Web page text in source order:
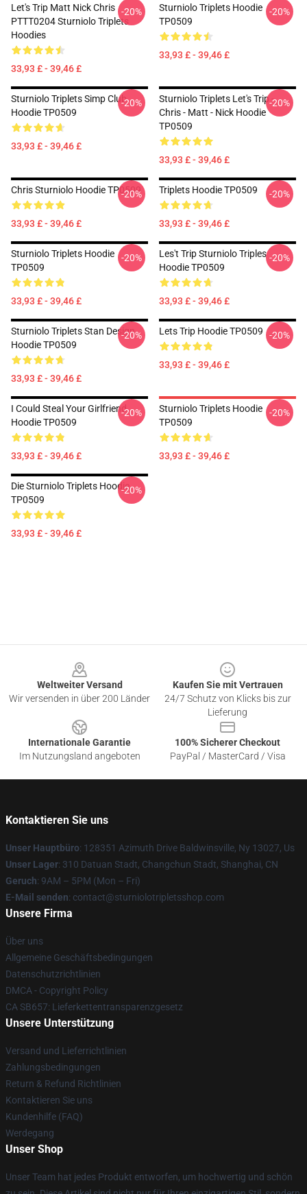
Let's Trip Matt Nick Chris
PTTT0204 Sturniolo Triplets
Hoodies
33,93 £ - 39,46 £
-20%
Sturniolo Triplets Hoodie
TP0509
33,93 £ - 39,46 £
-20%
Sturniolo Triplets Simp Club
Hoodie TP0509
33,93 £ - 39,46 £
-20%
Sturniolo Triplets Let's Trip -
Chris - Matt - Nick Hoodie
TP0509
33,93 £ - 39,46 £
-20%
Chris Sturniolo Hoodie TP0509
33,93 £ - 39,46 £
-20% Triplets Hoodie TP0509
33,93 £ - 39,46 £
-20%
Sturniolo Triplets Hoodie
TP0509
33,93 £ - 39,46 £
-20%
Les't Trip Sturniolo Triples
Hoodie TP0509
33,93 £ - 39,46 £
-20%
Sturniolo Triplets Stan Design
Hoodie TP0509
33,93 £ - 39,46 £
-20% Lets Trip Hoodie TP0509
33,93 £ - 39,46 £
-20%
I Could Steal Your Girlfriend
Hoodie TP0509
33,93 £ - 39,46 £
-20%
Sturniolo Triplets Hoodie
TP0509
33,93 £ - 39,46 £
-20%
Die Sturniolo Triplets Hoodie
TP0509
33,93 £ - 39,46 £
-20%
Weltweiter Versand
Wir versenden in über 200 Länder
Kaufen Sie mit Vertrauen
24/7 Schutz von Klicks bis zur
Lieferung
Internationale Garantie
Im Nutzungsland angeboten
100% Sicherer Checkout
PayPal / MasterCard / Visa
Kontaktieren Sie uns
Unser Hauptbüro: 128351 Azimuth Drive Baldwinsville, Ny 13027, Us
Unser Lager: 310 Datuan Stadt, Changchun Stadt, Shanghai, CN
Geruch: 9AM – 5PM (Mon – Fri)
E-Mail senden: contact@sturniolotripletsshop.com
Unsere Firma
Über uns
Allgemeine Geschäftsbedingungen
Datenschutzrichtlinien
DMCA - Copyright Policy
CA SB657: Lieferkettentransparenzgesetz
Unsere Unterstützung
Versand und Lieferrichtlinien
Zahlungsbedingungen
Return & Refund Richtlinien
Kontaktieren Sie uns
Kundenhilfe (FAQ)
Werdegang
Unser Shop
Unser Team hat jedes Produkt entworfen, um hochwertig und schön